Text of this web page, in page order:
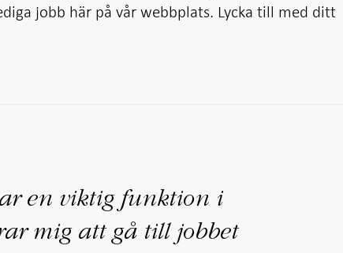
jobb här på vår webbplats. Lycka till med ditt
en viktig funktion i
mig att gå till jobbet